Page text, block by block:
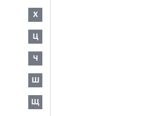
Х
Ц
Ч
Ш
Щ